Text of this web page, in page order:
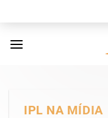
content
IPL NA MÍDIA